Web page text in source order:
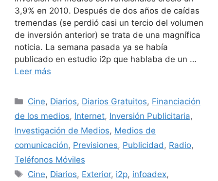
3,9% en 2010. Después de dos años de caídas
tremendas (se perdió casi un tercio del volumen
de inversión anterior) se trata de una magnífica
noticia. La semana pasada ya se había
publicado en estudio i2p que hablaba de un …
Leer más
Categorías
Cine, Diarios, Diarios Gratuitos, Financiación
de los medios, Internet, Inversión Publicitaria,
Investigación de Medios, Medios de
comunicación, Previsiones, Publicidad , Radio,
Teléfonos Móviles
Etiquetas
Cine, Diarios, Exterior, i2p, infoadex,